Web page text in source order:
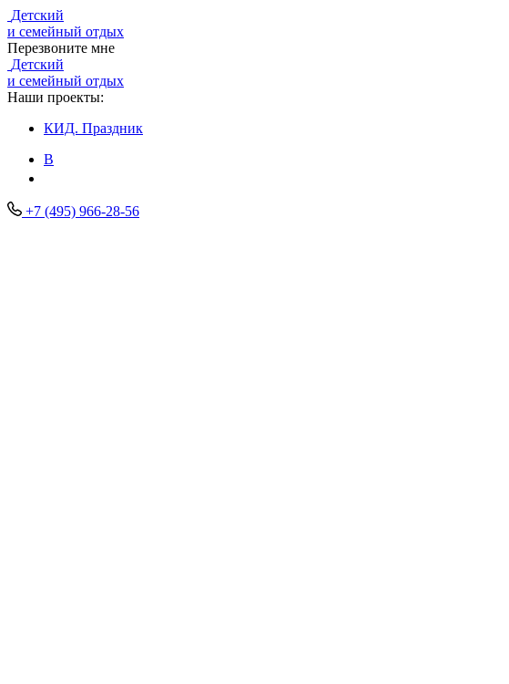
Детский
и семейный отдых
Перезвоните мне
Детский
и семейный отдых
Наши проекты:
КИД. Праздник
В
+7 (495) 966-28-56